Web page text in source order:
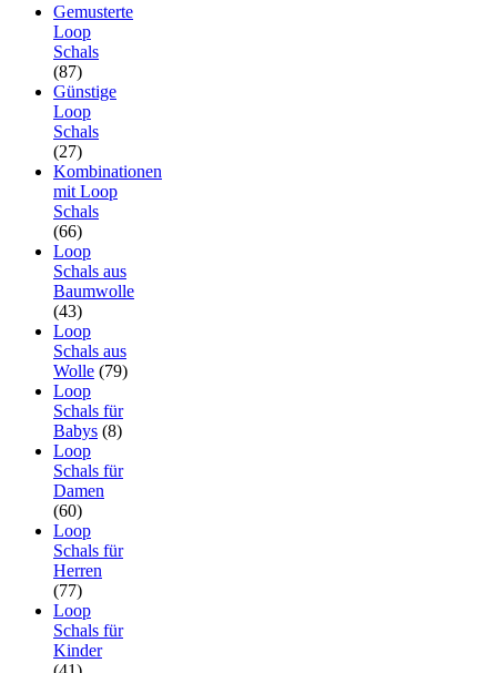
Gemusterte
Loop
Schals
(87)
Günstige
Loop
Schals
(27)
Kombinationen
mit Loop
Schals
(66)
Loop
Schals aus
Baumwolle
(43)
Loop
Schals aus
Wolle (79)
Loop
Schals für
Babys (8)
Loop
Schals für
Damen
(60)
Loop
Schals für
Herren
(77)
Loop
Schals für
Kinder